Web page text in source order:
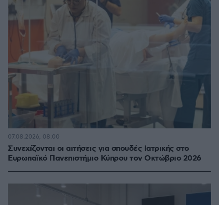
Συνεχίζονται οι αιτήσεις για σπουδές Ιατρικής στο
Ευρωπαϊκό Πανεπιστήμιο Κύπρου τον Οκτώβριο 2026
07.08.2026, 08:00